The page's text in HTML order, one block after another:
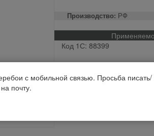
Производство: РФ
Код 1С: 88399
с мобильной связью. Просьба писать/
почту.